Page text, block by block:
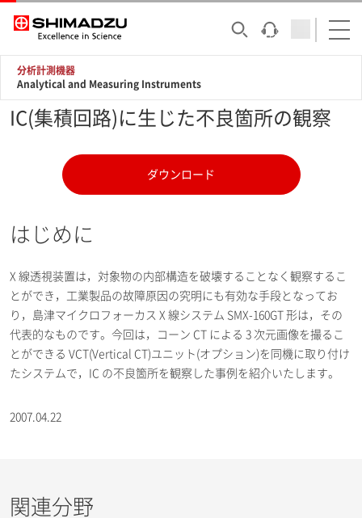
分析計測機器
Analytical and Measuring Instruments
IC(集積回路)に生じた不良箇所の観察
ダウンロード
はじめに
X 線透視装置は，対象物の内部構造を破壊することなく観察するこ
とができ，工業製品の故障原因の究明にも有効な手段となってお
り，島津マイクロフォーカス X 線システム SMX-160GT 形は，その
代表的なものです。今回は，コーン CT による 3 次元画像を撮るこ
とができる VCT(Vertical CT)ユニット(オプション)を同機に取り付け
たシステムで，IC の不良箇所を観察した事例を紹介いたします。
2007.04.22
関連分野